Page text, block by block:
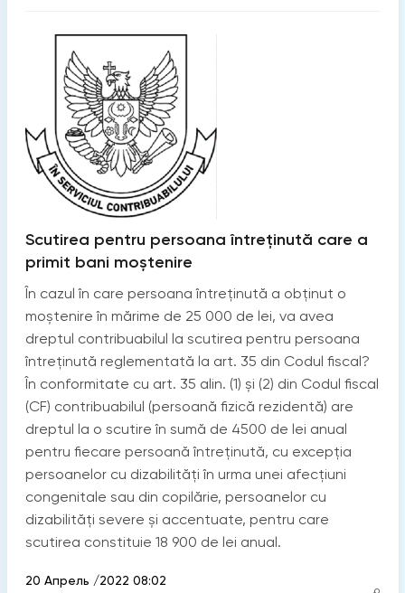
Scutirea pentru persoana întreținută care a
primit bani moștenire
În cazul în care persoana întreținută a obținut o
moștenire în mărime de 25 000 de lei, va avea
dreptul contribuabilul la scutirea pentru persoana
întreținută reglementată la art. 35 din Codul fiscal?
În conformitate cu art. 35 alin. (1) și (2) din Codul fiscal
(CF) contribuabilul (persoană fizică rezidentă) are
dreptul la o scutire în sumă de 4500 de lei anual
pentru fiecare persoană întreţinută, cu excepţia
persoanelor cu dizabilităţi în urma unei afecţiuni
congenitale sau din copilărie, persoanelor cu
dizabilităţi severe și accentuate, pentru care
scutirea constituie 18 900 de lei anual.
20 Апрель /2022 08:02